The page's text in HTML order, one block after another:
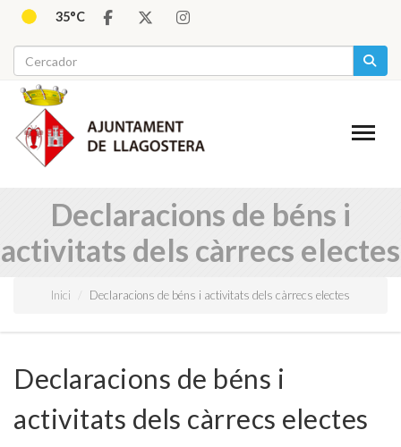
35°C
Declaracions de béns i
activitats dels càrrecs electes
Inici Declaracions de béns i activitats dels càrrecs electes
Declaracions de béns i
activitats dels càrrecs electes